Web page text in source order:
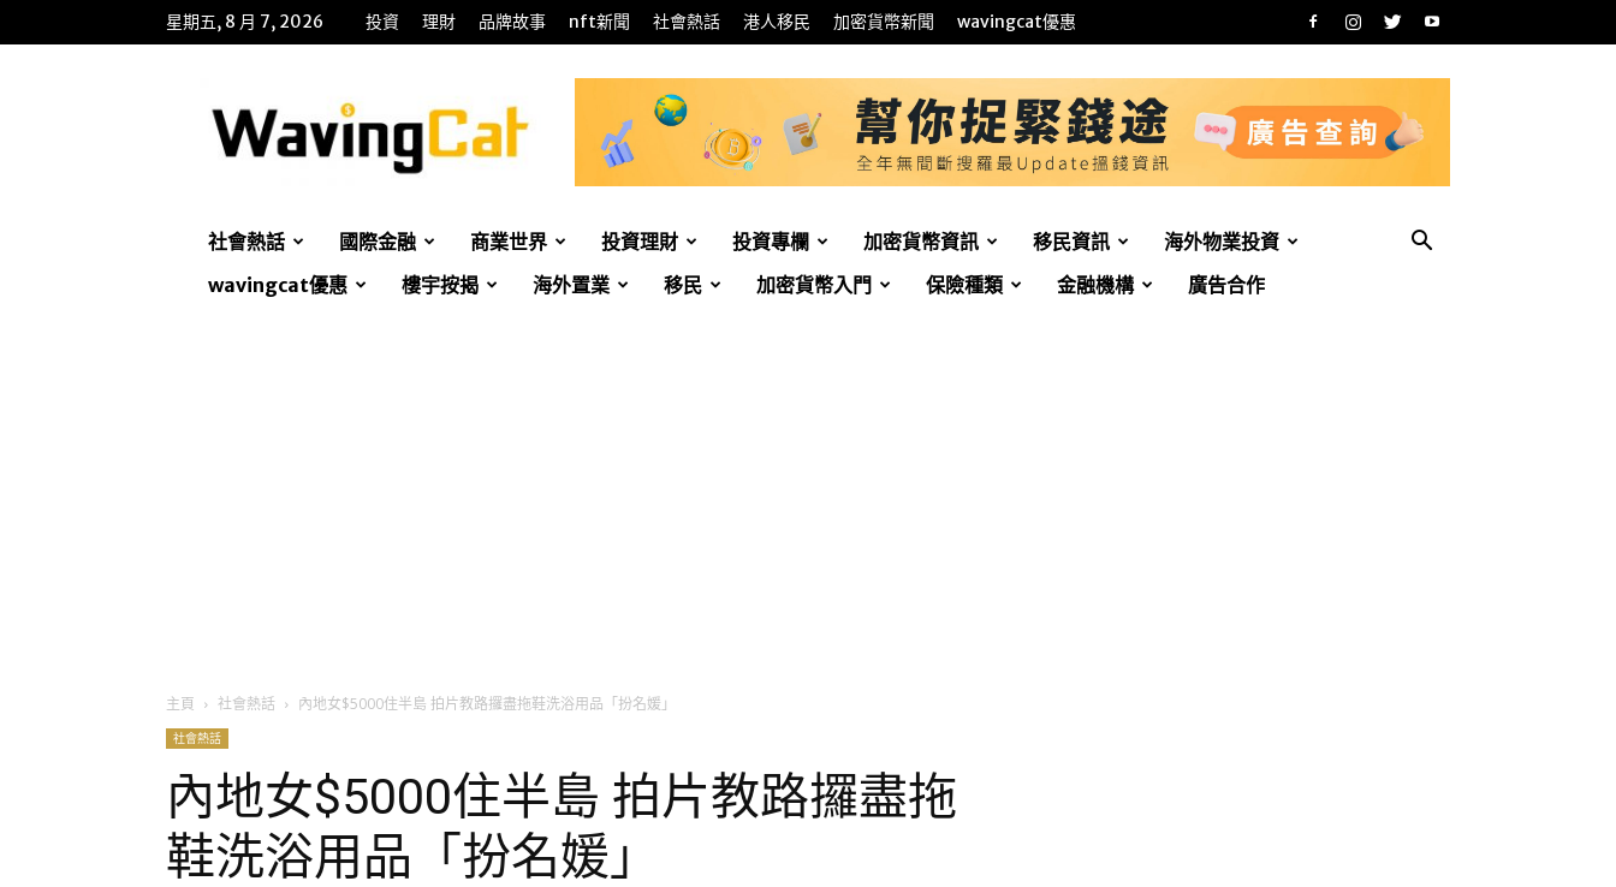
星期五, 8 月 7, 2026 投資 理財 品牌故事 nft新聞 社會熱話 港人移民 加密貨幣新聞 wavingcat優惠
招
財
貓
社會熱話 國際金融 商業世界 投資理財 投資專欄 加密貨幣資訊 移民資訊
海外物業投資
wavingcat優惠
樓宇按揭 海外置業 移民 加密貨幣入門 保險種類 金融機構 廣告合作
主頁 社會熱話 內地女$5000住半島 拍片教路攞盡拖鞋洗浴用品「扮名媛」
社會熱話
內地女$5000住半島 拍片教路攞盡拖
鞋洗浴用品「扮名媛」